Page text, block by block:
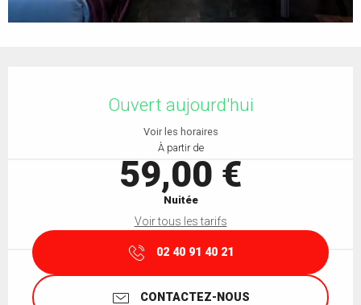
Ouvert aujourd'hui
Voir les horaires
À partir de
59,00 €
Nuitée
Voir tous les tarifs
02 40 91 40 21
CONTACTEZ-NOUS